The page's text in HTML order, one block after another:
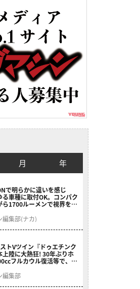
月 年
で明らかに違いを感じ
車種に取付OK。コンパク
ら1700ルーメンで視界を確
ャスレイ スモール］
編集部(ナカ)
トVツイン『ドゥエチンク
上陸に大熱狂! 30年ぶりホ
フルカウル復活等で、ロ
返り】
編集部